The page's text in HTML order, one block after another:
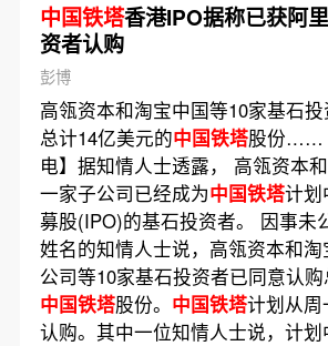
中国铁塔香港IPO据称已获阿
资者认购
彭博
高瓴资本和淘宝中国等10家基石
总计14亿美元的中国铁塔股份……
电】据知情人士透露， 高瓴资本
一家子公司已经成为中国铁塔计划
募股(IPO)的基石投资者。 因事未
姓名的知情人士说，高瓴资本和
公司等10家基石投资者已同意认
中国铁塔股份。 中国铁塔计划从
认购。其中一位知情人士说，计